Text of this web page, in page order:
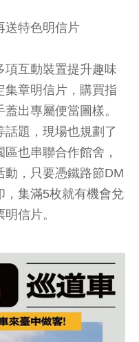
送特色明信片
項互動裝置提升趣味
集章明信片，購買指
出專屬便當圖樣。
話題，現場也規劃了
也串聯合作館舍，
動，只要憑鐵路節DM
，集滿5枚就有機會兌
信片。